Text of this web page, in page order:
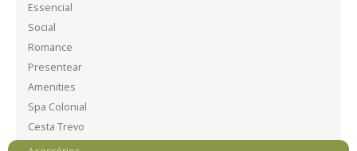
Essencial
Social
Romance
Presentear
Amenities
Spa Colonial
Cesta Trevo